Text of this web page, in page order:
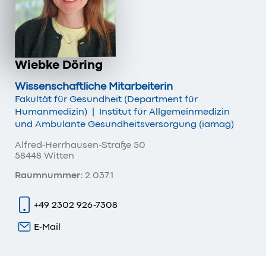
Wiebke Döring
Wissenschaftliche Mitarbeiterin
Fakultät für Gesundheit (Department für
Humanmedizin)
Institut für Allgemeinmedizin
und Ambulante Gesundheitsversorgung (iamag)
Alfred-Herrhausen-Straße 50
58448 Witten
Raumnummer: 2.037.1
+49 2302 926-7308
E-Mail